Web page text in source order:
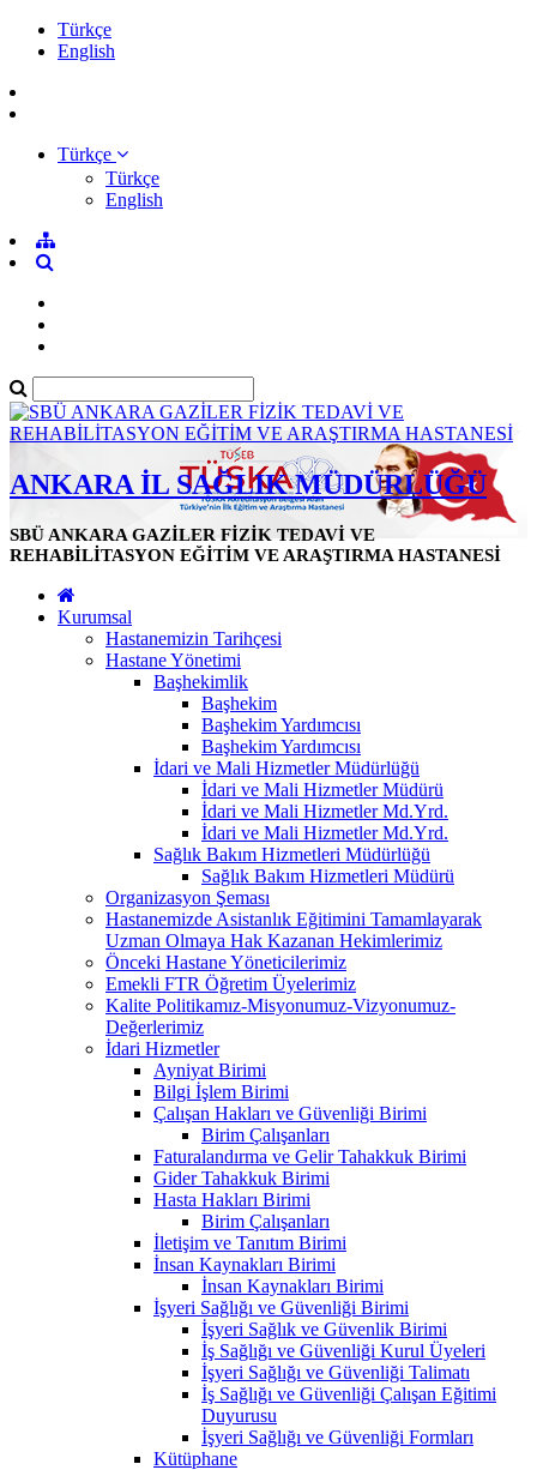
Türkçe
English
Türkçe
Türkçe
English
ANKARA İL SAĞLIK MÜDÜRLÜĞÜ
SBÜ ANKARA GAZİLER FİZİK TEDAVİ VE
REHABİLİTASYON EĞİTİM VE ARAŞTIRMA HASTANESİ
Kurumsal
Hastanemizin Tarihçesi
Hastane Yönetimi
Başhekimlik
Başhekim
Başhekim Yardımcısı
Başhekim Yardımcısı
İdari ve Mali Hizmetler Müdürlüğü
İdari ve Mali Hizmetler Müdürü
İdari ve Mali Hizmetler Md.Yrd.
İdari ve Mali Hizmetler Md.Yrd.
Sağlık Bakım Hizmetleri Müdürlüğü
Sağlık Bakım Hizmetleri Müdürü
Organizasyon Şeması
Hastanemizde Asistanlık Eğitimini Tamamlayarak
Uzman Olmaya Hak Kazanan Hekimlerimiz
Önceki Hastane Yöneticilerimiz
Emekli FTR Öğretim Üyelerimiz
Kalite Politikamız-Misyonumuz-Vizyonumuz-
Değerlerimiz
İdari Hizmetler
Ayniyat Birimi
Bilgi İşlem Birimi
Çalışan Hakları ve Güvenliği Birimi
Birim Çalışanları
Faturalandırma ve Gelir Tahakkuk Birimi
Gider Tahakkuk Birimi
Hasta Hakları Birimi
Birim Çalışanları
İletişim ve Tanıtım Birimi
İnsan Kaynakları Birimi
İnsan Kaynakları Birimi
İşyeri Sağlığı ve Güvenliği Birimi
İşyeri Sağlık ve Güvenlik Birimi
İş Sağlığı ve Güvenliği Kurul Üyeleri
İşyeri Sağlığı ve Güvenliği Talimatı
İş Sağlığı ve Güvenliği Çalışan Eğitimi
Duyurusu
İşyeri Sağlığı ve Güvenliği Formları
Kütüphane